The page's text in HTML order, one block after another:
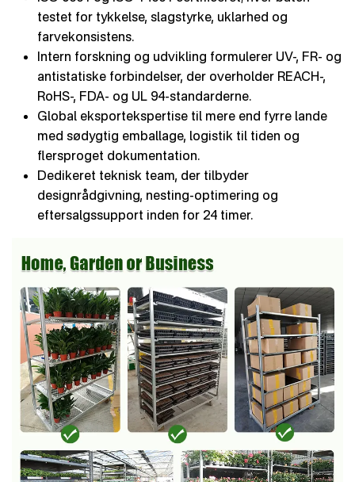
testet for tykkelse, slagstyrke, uklarhed og
farvekonsistens.
Intern forskning og udvikling formulerer UV-, FR- og
antistatiske forbindelser, der overholder REACH-,
RoHS-, FDA- og UL 94-standarderne.
Global eksportekspertise til mere end fyrre lande
med sødygtig emballage, logistik til tiden og
flersproget dokumentation.
Dedikeret teknisk team, der tilbyder
designrådgivning, nesting-optimering og
eftersalgssupport inden for 24 timer.